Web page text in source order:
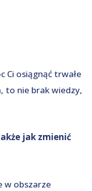
Ci osiągnąć trwałe
to nie brak wiedzy,
jak zmienić
w obszarze